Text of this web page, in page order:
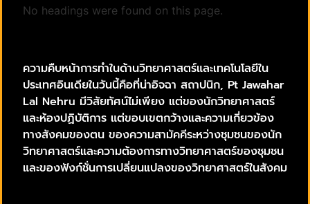
No headings were found on this page.
ความคืบหน้าการทำในด้านวิทยาศาสตร์และเทคโนโลยีใน
ประเทศอินเดียในวันนี้คือที่น่าอิจฉา สถาปนิก, Pt Jawahar
Lal Nehru มีวิสัยทัศน์ไม่เพียง แต่ของนักวิทยาศาสตร์
และห้องปฏิบัติการ แต่ขอบเขตกว้างและความเกี่ยวข้อง
ทางสังคมของตน ของความสามัคคีระหว่างชุมชนของนัก
วิทยาศาสตร์และความต้องการทางวิทยาศาสตร์ของชุมชน
และของฟังก์ชั่นการเปลี่ยนแปลงของวิทยาศาสตร์ในสังคม